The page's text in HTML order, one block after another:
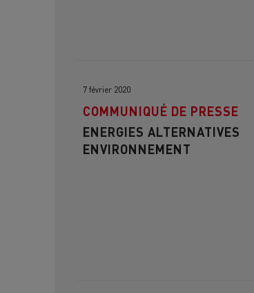
7 février 2020
COMMUNIQUÉ DE PRESSE
ENERGIES ALTERNATIVES
ENVIRONNEMENT